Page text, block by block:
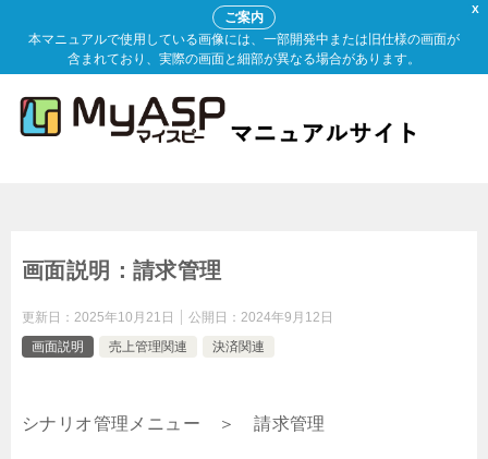
X
ご案内
本マニュアルで使用している画像には、一部開発中または旧仕様の画面が
含まれており、実際の画面と細部が異なる場合があります。
画面説明：請求管理
更新日： 2025年10月21日 公開日： 2024年9月12日
画面説明
売上管理関連 決済関連
シナリオ管理メニュー ＞ 請求管理